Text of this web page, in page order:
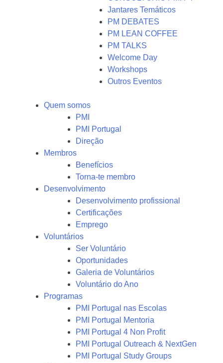
Jantares Temáticos
PM DEBATES
PM LEAN COFFEE
PM TALKS
Welcome Day
Workshops
Outros Eventos
Quem somos
PMI
PMI Portugal
Direção
Membros
Benefícios
Torna-te membro
Desenvolvimento
Desenvolvimento profissional
Certificações
Emprego
Voluntários
Ser Voluntário
Oportunidades
Galeria de Voluntários
Voluntário do Ano
Programas
PMI Portugal nas Escolas
PMI Portugal Mentoria
PMI Portugal 4 Non Profit
PMI Portugal Outreach & NextGen
PMI Portugal Study Groups